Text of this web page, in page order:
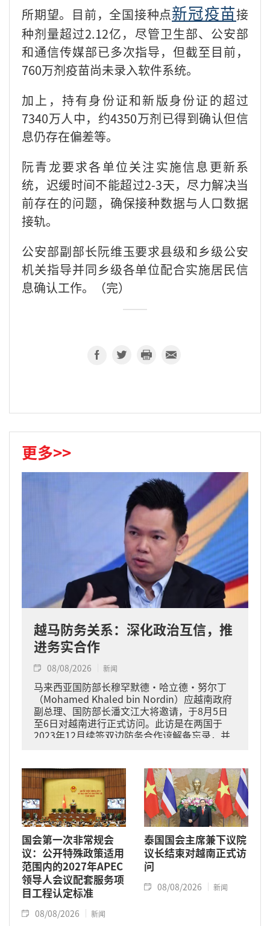
所期望。目前，全国接种点新冠疫苗接
种剂量超过2.12亿，尽管卫生部、公安部
和通信传媒部已多次指导，但截至目前，
760万剂疫苗尚未录入软件系统。
加上，持有身份证和新版身份证的超过
7340万人中，约4350万剂已得到确认但信
息仍存在偏差等。
阮青龙要求各单位关注实施信息更新系
统，迟缓时间不能超过2-3天，尽力解决当
前存在的问题，确保接种数据与人口数据
接轨。
公安部副部长阮维玉要求县级和乡级公安
机关指导并同乡级各单位配合实施居民信
息确认工作。（完）
更多>>
越马防务关系：深化政治互信，推
进务实合作
08/08/2026 新闻
马来西亚国防部长穆罕默德·哈立德·努尔丁
（Mohamed Khaled bin Nordin）应越南政府
副总理、国防部长潘文江大将邀请，于8月5日
至6日对越南进行正式访问。此访是在两国于
2023年12月续签双边防务合作谅解备忘录，并
国会第一次非常规会
议：公开特殊政策适用
范围内的2027年APEC
领导人会议配套服务项
目工程认定标准
08/08/2026 新闻
泰国国会主席兼下议院
议长结束对越南正式访
问
08/08/2026 新闻